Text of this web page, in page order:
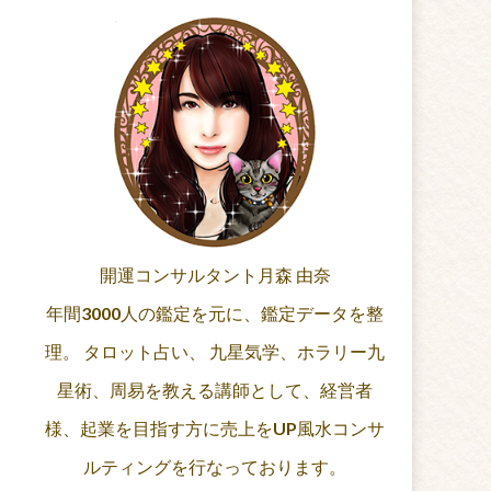
開運コンサルタント月森 由奈
年間3000人の鑑定を元に、鑑定データを整
理。 タロット占い、 九星気学、ホラリー九
星術、周易を教える講師として、経営者
様、起業を目指す方に売上をUP風水コンサ
ルティングを行なっております。